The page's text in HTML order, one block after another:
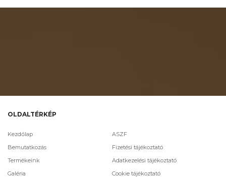
OLDALTÉRKÉP
Kezdőlap
Bemutatkozás
Termékeink
Galéria
ASZF
Fizetési tájékoztató
Adatkezelési tájékoztató
Cookie tájékoztató